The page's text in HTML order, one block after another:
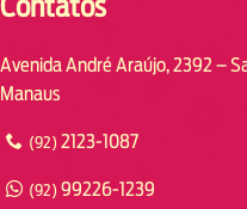
Avenida André Araújo, 2392 –
Manaus
(92) 2123-1087
(92) 99226-1239